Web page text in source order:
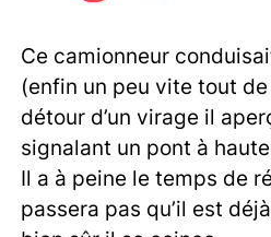
Ce camionneur
(enfin un peu vite tout
détour d’un virage il
signalant un pont à
Il a à peine le temps de
passera pas qu’il est